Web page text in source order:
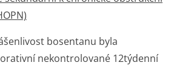
bosentanu byla
nekontrolované 12týdenní